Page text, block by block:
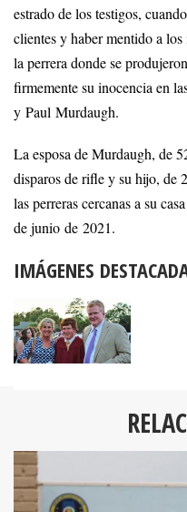
estrado de los testigos,
clientes y haber mentido a
la perrera donde se
firmemente su inocencia en
y Paul Murdaugh.
La esposa de Murdaugh, de
disparos de rifle y su hijo, de
las perreras cercanas a su
de junio de 2021.
IMÁGENES